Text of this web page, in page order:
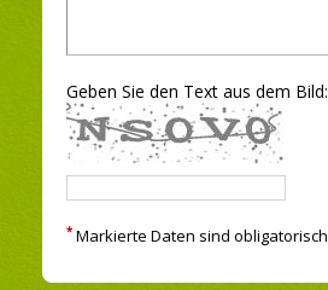
Geben Sie den Text aus dem Bild:
* Markierte Daten sind obligatorisch